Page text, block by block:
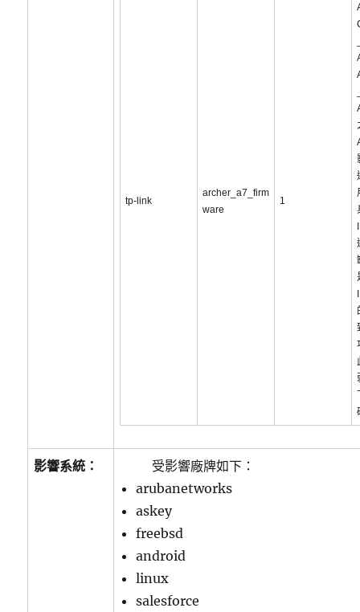
tp-link
archer_a7_firm
ware
1
影響系統：
受影響廠牌如下：
arubanetworks
askey
freebsd
android
linux
salesforce